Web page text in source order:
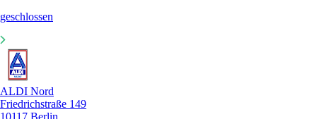
geschlossen
ALDI Nord
Friedrichstraße 149